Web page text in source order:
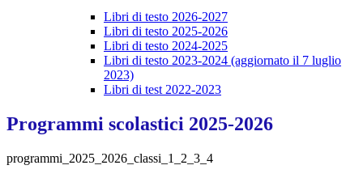
Libri di testo 2026-2027
Libri di testo 2025-2026
Libri di testo 2024-2025
Libri di testo 2023-2024 (aggiornato il 7 luglio
2023)
Libri di test 2022-2023
Programmi scolastici 2025-2026
programmi_2025_2026_classi_1_2_3_4